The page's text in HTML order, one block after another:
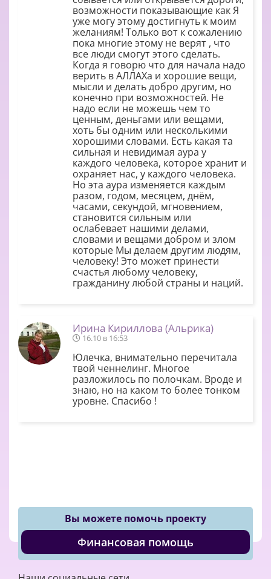
возможности показывающие как Я
уже могу этому достигнуть к моим
желаниям! Только вот к сожалению
пока многие этому не верят , что
все люди смогут этого сделать.
Когда я говорю что для начала надо
верить в АЛЛАХа и хорошие вещи,
мысли и делать добро другим, но
конечно при возможностей. Не
надо если не можешь чем то
ценным, деньгами или вещами,
хоть бы одним или несколькими
хорошими словами. Есть какая та
сильная и невидимая аура у
каждого человека, которое хранит и
охраняет нас, у каждого человека.
Но эта аура изменяется каждым
разом, годом, месяцем, днём,
часами, секундой, мгновением,
становится сильным или
ослабевает нашими делами,
словами и вещами добром и злом
которые Мы делаем другим людям,
человеку! Это может принести
счастья любому человеку,
гражданину любой страны и наций.
Ирина Кириллова (Альрика)
16.10 в 16:53
Юлечка, внимательно перечитала
твой ченнелинг. Многое
разложилось по полочкам. Вроде и
знаю, но на каком то более тонком
уровне. Спасибо !
Вы можете помочь проекту
Финансовая помощь